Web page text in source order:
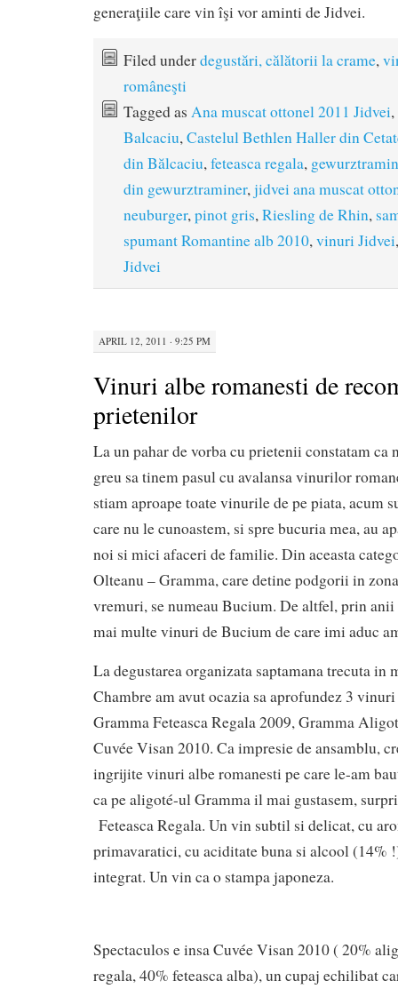
generaţiile care vin îşi vor aminti de Jidvei.
Filed underdegustări, călătorii la crame,
româneşti
Tagged as Ana muscat ottonel 2011 Jidvei,
Balcaciu,Castelul Bethlen Haller din
din Bălcaciu,feteasca regala,
din gewurztraminer,jidvei ana muscat
neuburger,pinot gris,Riesling de Rhin,
spumant Romantine alb 2010,vinuri Jidvei
Jidvei
APRIL 12, 2011 · 9:25 PM
Vinuri albe romanesti de
prietenilor
La un pahar de vorba cu prietenii constatam ca
greu sa tinem pasul cu avalansa vinurilor
stiam aproape toate vinurile de pe piata, acum
care nu le cunoastem, si spre bucuria mea, au
noi si mici afaceri de familie. Din aceasta
Olteanu – Gramma, care detine podgorii in
vremuri, se numeau Bucium. De altfel, prin
mai multe vinuri de Bucium de care imi aduc
La degustarea organizata saptamana trecuta in
Chambre am avut ocazia sa aprofundez 3
Gramma Feteasca Regala 2009, Gramma
Cuvée Visan 2010. Ca impresie de ansamblu,
ingrijite vinuri albe romanesti pe care le-am
ca pe aligoté-ul Gramma il mai gustasem,
Feteasca Regala. Un vin subtil si delicat, cu
primavaratici, cu aciditate buna si alcool (14%
integrat. Un vin ca o stampa japoneza.
Spectaculos e insa Cuvée Visan 2010 ( 20%
regala, 40% feteasca alba), un cupaj echilibat